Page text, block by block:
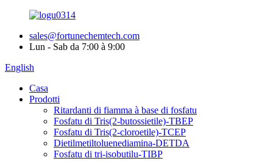
sales@fortunechemtech.com
Lun - Sab da 7:00 à 9:00
English
Casa
Prodotti
Ritardanti di fiamma à base di fosfatu
Fosfatu di Tris(2-butossietile)-TBEP
Fosfatu di Tris(2-cloroetile)-TCEP
Dietilmetiltoluenediamina-DETDA
Fosfatu di tri-isobutilu-TIBP